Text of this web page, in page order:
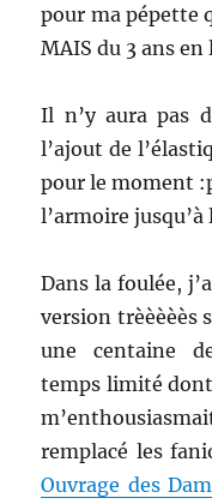
pour ma pépette
MAIS du 3 ans en
Il n’y aura pas
l’ajout de
pour le moment
l’armoire
Dans la foulée,
version trèèèèès
une centaine
temps limité dont
remplacé les
Ouvrage des